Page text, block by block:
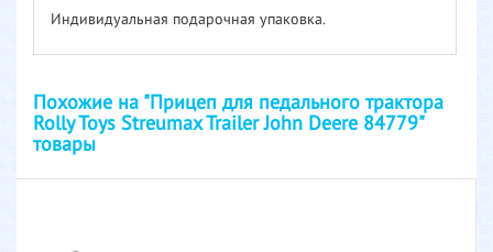
Индивидуальная подарочная упаковка.
Похожие на "Прицеп для педального трактора
Rolly Toys Streumax Trailer John Deere 84779"
товары